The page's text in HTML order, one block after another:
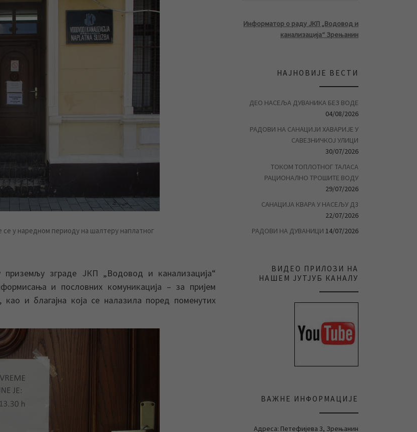
у наредном периоду на шалтеру наплатног
зграде ЈКП „Водовод и канализација“
и пословних комуникација – за пријем
и благајна која се налазила поред поменутих
Информатор о раду ЈКП „Водовод и
канализација“ Зрењанин
НАЈНОВИЈЕ ВЕСТИ
ДЕО НАСЕЉА ДУВАНИКА БЕЗ ВОДЕ
04/08/2026
РАДОВИ НА САНАЦИЈИ ХАВАРИЈЕ У
САВЕЗНИЧКОЈ УЛИЦИ
30/07/2026
ТОКОМ ТОПЛОТНОГ ТАЛАСА
РАЦИОНАЛНО ТРОШИТЕ ВОДУ
29/07/2026
САНАЦИЈА КВАРА У НАСЕЉУ Д3
22/07/2026
РАДОВИ НА ДУВАНИЦИ 14/07/2026
ВИДЕО ПРИЛОЗИ НА
НАШЕМ ЈУТЈУБ КАНАЛУ
ВАЖНЕ ИНФОРМАЦИЈЕ
Адреса: Петефијева 3, Зрењанин